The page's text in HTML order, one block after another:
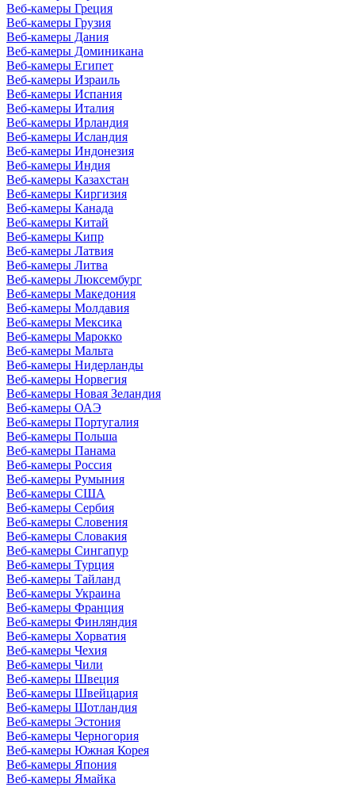
Веб-камеры Греция
Веб-камеры Грузия
Веб-камеры Дания
Веб-камеры Доминикана
Веб-камеры Египет
Веб-камеры Израиль
Веб-камеры Испания
Веб-камеры Италия
Веб-камеры Ирландия
Веб-камеры Исландия
Веб-камеры Индонезия
Веб-камеры Индия
Веб-камеры Казахстан
Веб-камеры Киргизия
Веб-камеры Канада
Веб-камеры Китай
Веб-камеры Кипр
Веб-камеры Латвия
Веб-камеры Литва
Веб-камеры Люксембург
Веб-камеры Македония
Веб-камеры Молдавия
Веб-камеры Мексика
Веб-камеры Марокко
Веб-камеры Мальта
Веб-камеры Нидерланды
Веб-камеры Норвегия
Веб-камеры Новая Зеландия
Веб-камеры ОАЭ
Веб-камеры Португалия
Веб-камеры Польша
Веб-камеры Панама
Веб-камеры Россия
Веб-камеры Румыния
Веб-камеры США
Веб-камеры Сербия
Веб-камеры Словения
Веб-камеры Словакия
Веб-камеры Сингапур
Веб-камеры Турция
Веб-камеры Тайланд
Веб-камеры Украина
Веб-камеры Франция
Веб-камеры Финляндия
Веб-камеры Хорватия
Веб-камеры Чехия
Веб-камеры Чили
Веб-камеры Швеция
Веб-камеры Швейцария
Веб-камеры Шотландия
Веб-камеры Эстония
Веб-камеры Черногория
Веб-камеры Южная Корея
Веб-камеры Япония
Веб-камеры Ямайка